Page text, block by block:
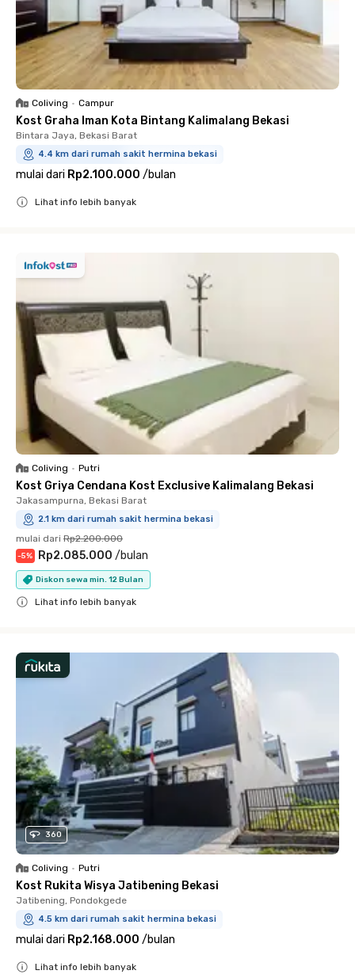
Coliving • Campur
Kost Graha Iman Kota Bintang Kalimalang Bekasi
Bintara Jaya, Bekasi Barat
4.4 km dari rumah sakit hermina bekasi
mulai dari Rp2.100.000 /bulan
Lihat info lebih banyak
Coliving • Putri
Kost Griya Cendana Kost Exclusive Kalimalang Bekasi
Jakasampurna, Bekasi Barat
2.1 km dari rumah sakit hermina bekasi
mulai dari Rp2.200.000
-5% Rp2.085.000 /bulan
Diskon sewa min. 12 Bulan
Lihat info lebih banyak
360
Coliving • Putri
Kost Rukita Wisya Jatibening Bekasi
Jatibening, Pondokgede
4.5 km dari rumah sakit hermina bekasi
mulai dari Rp2.168.000 /bulan
Lihat info lebih banyak